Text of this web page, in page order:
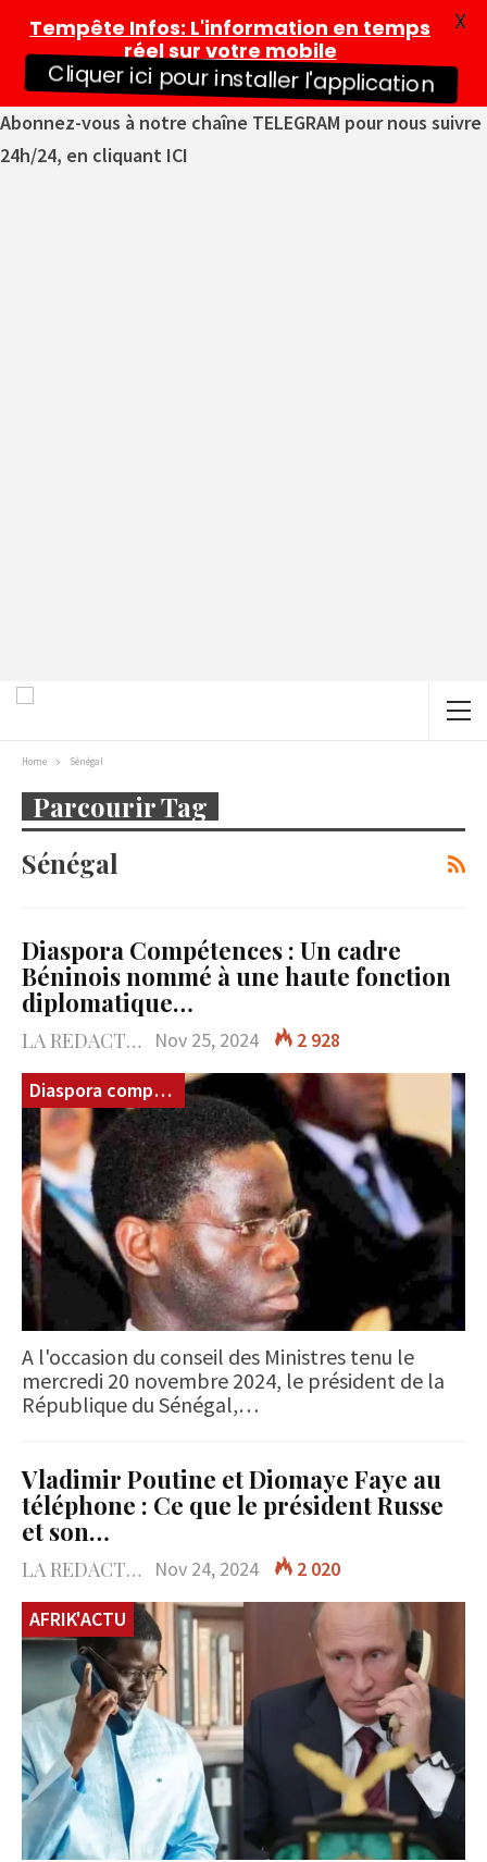
Abonnez-vous à notre chaîne TELEGRAM pour nous suivre
24h/24, en cliquant ICI
Home Sénégal
Parcourir Tag
Sénégal
Diaspora Compétences : Un cadre
Béninois nommé à une haute fonction
diplomatique…
LA REDACTION Nov 25, 2024
2 928
Diaspora compétences
A l'occasion du conseil des Ministres tenu le
mercredi 20 novembre 2024, le président de la
République du Sénégal,…
Vladimir Poutine et Diomaye Faye au
téléphone : Ce que le président Russe
et son…
LA REDACTION Nov 24, 2024
2 020
AFRIK'ACTU
Tempête Infos: L'information en temps
réel sur votre mobile
Cliquer ici pour installer l'application
X